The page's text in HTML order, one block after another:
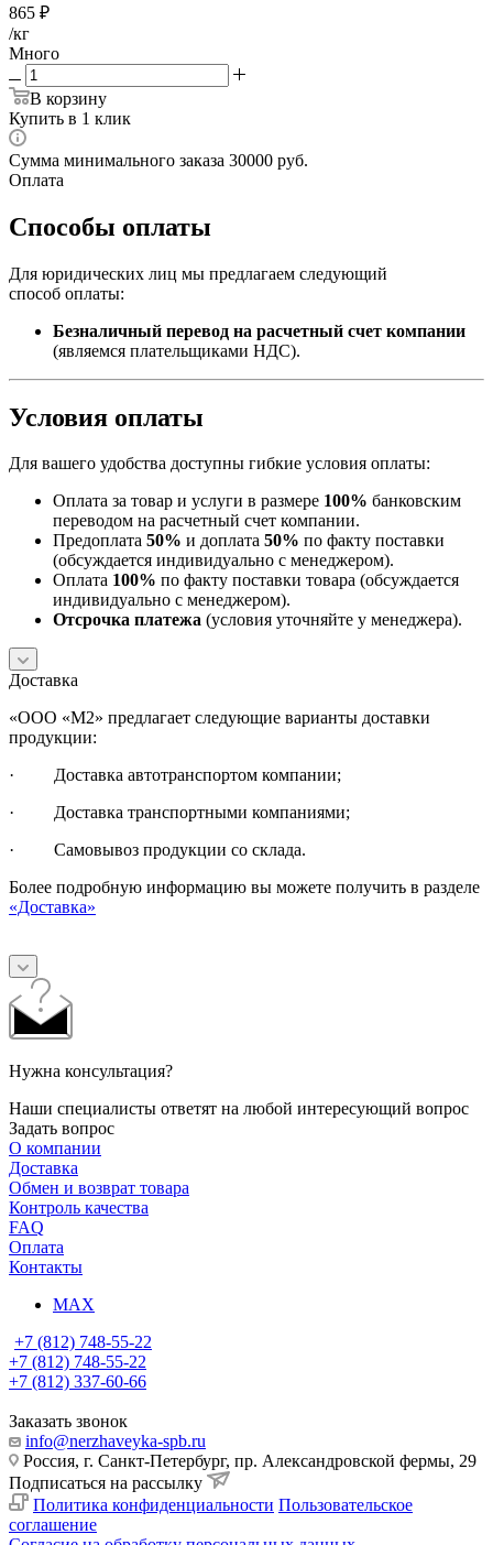
865 ₽
/кг
Много
В корзину
Купить в 1 клик
Сумма минимального заказа 30000 руб.
Оплата
Способы оплаты
Для юридических лиц мы предлагаем следующий
способ оплаты:
Безналичный перевод на расчетный счет компании
(являемся плательщиками НДС).
Условия оплаты
Для вашего удобства доступны гибкие условия оплаты:
Оплата за товар и услуги в размере 100% банковским
переводом на расчетный счет компании.
Предоплата 50% и доплата 50% по факту поставки
(обсуждается индивидуально с менеджером).
Оплата 100% по факту поставки товара (обсуждается
индивидуально с менеджером).
Отсрочка платежа (условия уточняйте у менеджера).
Доставка
«ООО «М2» предлагает следующие варианты доставки
продукции:
· Доставка автотранспортом компании;
· Доставка транспортными компаниями;
· Самовывоз продукции со склада.
Более подробную информацию вы можете получить в разделе
«Доставка»
Нужна консультация?
Наши специалисты ответят на любой интересующий вопрос
Задать вопрос
О компании
Доставка
Обмен и возврат товара
Контроль качества
FAQ
Оплата
Контакты
MAX
+7 (812) 748-55-22
+7 (812) 748-55-22
+7 (812) 337-60-66
Заказать звонок
info@nerzhaveyka-spb.ru
Россия, г. Санкт-Петербург, пр. Александровской фермы, 29
Подписаться на рассылку
Политика конфиденциальности Пользовательское
соглашение